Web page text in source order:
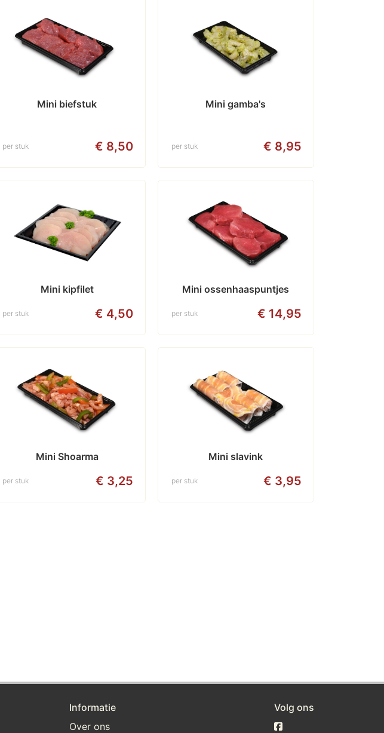
Mini biefstuk
€ 8,50
per stuk
Mini gamba's
€ 8,95
per stuk
Mini kipfilet
€ 4,50
per stuk
Mini ossenhaaspuntjes
€ 14,95
per stuk
Mini Shoarma
€ 3,25
per stuk
Mini slavink
€ 3,95
per stuk
Informatie
Over ons
Volg ons